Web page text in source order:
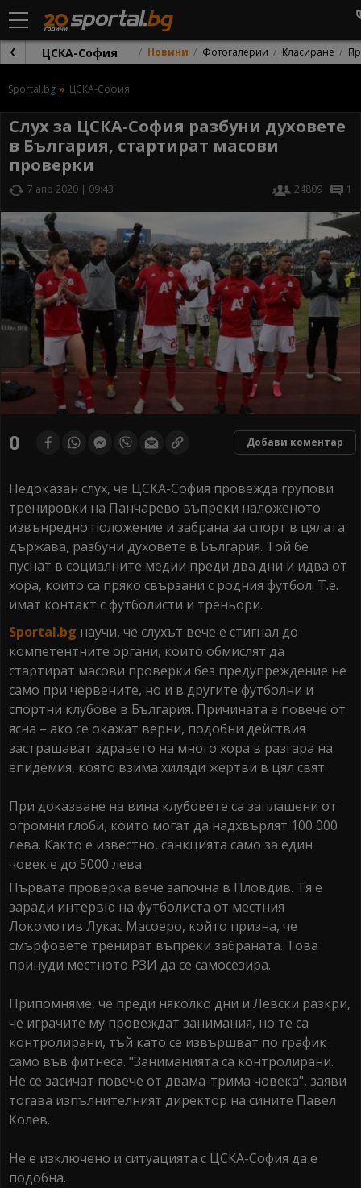
ЦСКА-София Новини Фотогалерии Класиране
Sportal.bg ЦСКА-София
Слух за ЦСКА-София разбуни духовете
в България, стартират масови
проверки
7 апр 2020 | 09:43 24809 1
0 Добави коментар
Недоказан слух, че ЦСКА-София провежда групови
тренировки на Панчарево въпреки наложеното
извънредно положение и забрана за спорт в цялата
държава, разбуни духовете в България. Той бе
пуснат в социалните медии преди два дни и идва от
хора, които са пряко свързани с родния футбол. Т.е.
имат контакт с футболисти и треньори.
Sportal.bg научи, че слухът вече е стигнал до
компетентните органи, които обмислят да
стартират масови проверки без предупреждение не
само при червените, но и в другите футболни и
спортни клубове в България. Причината е повече от
ясна – ако се окажат верни, подобни действия
застрашават здравето на много хора в разгара на
епидемия, която взима хиляди жертви в цял свят.
При доказване на вина клубовете са заплашени от
огромни глоби, които могат да надхвърлят 100 000
лева. Както е известно, санкцията само за един
човек е до 5000 лева.
Първата проверка вече започна в Пловдив. Тя е
заради интервю на футболиста от местния
Локомотив Лукас Масоеро, който призна, че
смърфовете тренират въпреки забраната. Това
принуди местното РЗИ да се самосезира.
Припомняме, че преди няколко дни и Левски разкри,
че играчите му провеждат занимания, но те са
контролирани, тъй като се извършват по график
само във фитнеса. "Заниманията са контролирани.
Не се засичат повече от двама-трима човека", заяви
тогава изпълнителният директор на сините Павел
Колев.
Не е изключено и ситуацията с ЦСКА-София да е
подобна.